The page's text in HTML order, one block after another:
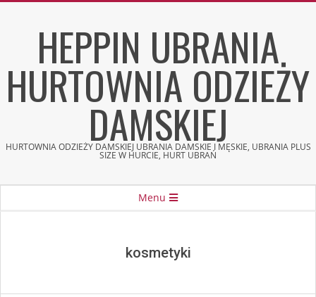
HEPPIN UBRANIA
HURTOWNIA ODZIEŻY
DAMSKIEJ
HURTOWNIA ODZIEŻY DAMSKIEJ UBRANIA DAMSKIE I MĘSKIE, UBRANIA PLUS
SIZE W HURCIE, HURT UBRAŃ
Menu
kosmetyki